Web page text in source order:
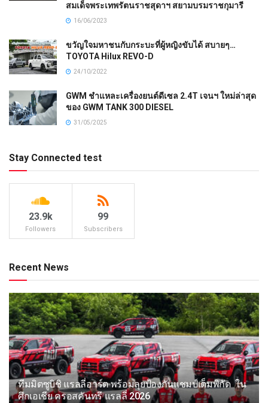
สมเด็จพระเทพรัตนราชสุดาฯ สยามบรมราชกุมารี
16/06/2023
ขวัญใจมหาชนกับกระบะที่ผู้หญิงขับได้ สบายๆ…
TOYOTA Hilux REVO-D
24/10/2022
GWM ชำแหละเครื่องยนต์ดีเซล 2.4T เจนฯ ใหม่ล่าสุด
ของ GWM TANK 300 DIESEL
31/05/2025
Stay Connected test
23.9k
Followers
99
Subscribers
Recent News
ทีมมิตซูบิชิ แรลลี่อาร์ต พร้อมลุยป้องกันแชมป์เต็มพิกัด ใน
ศึกเอเชีย ครอสคันทรี แรลลี่ 2026